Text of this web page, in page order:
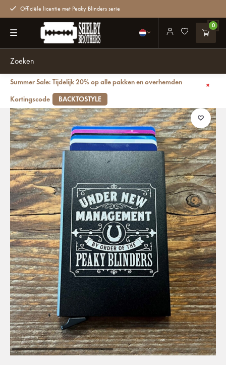
Officiële licentie met Peaky Blinders serie
0
Summer Sale: Tijdelijk 20% op alle pakken en overhemden
Kortingscode
BACKTOSTYLE
Shelby Brothers Pasjeshouder Zwart